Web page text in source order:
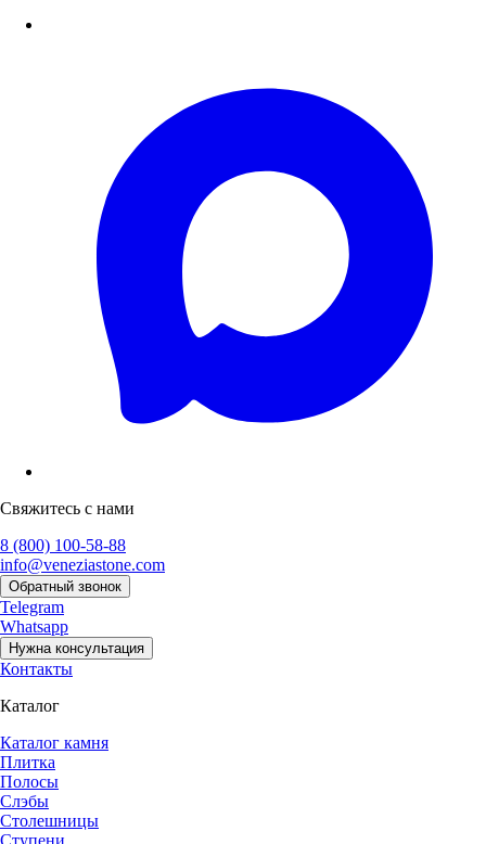
Свяжитесь с нами
8 (800) 100-58-88
info@veneziastone.com
Обратный звонок
Telegram
Whatsapp
Нужна консультация
Контакты
Каталог
Каталог камня
Плитка
Полосы
Слэбы
Столешницы